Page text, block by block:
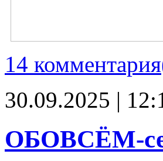
14
30.09.2025 |
ОБОВСЁМ-